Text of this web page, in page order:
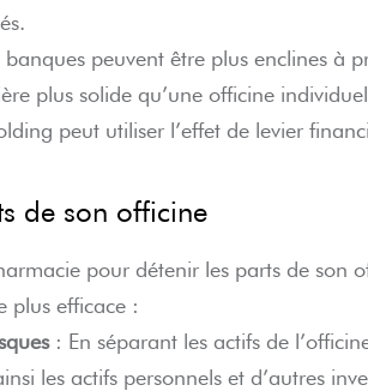
peuvent être plus enclines à
plus solide qu’une officine
peut utiliser l’effet de levier
de son officine
pour détenir les parts de son
plus efficace :
: En séparant les actifs de
les actifs personnels et d’autres